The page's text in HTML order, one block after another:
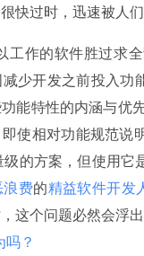
快过时，迅速被人们
工作的软件胜过求
少开发之前投入功
能特性的内涵与优
使相对功能规范说
的方案，但使用它
浪费的精益软件开发
这个问题必然会浮出
吗？